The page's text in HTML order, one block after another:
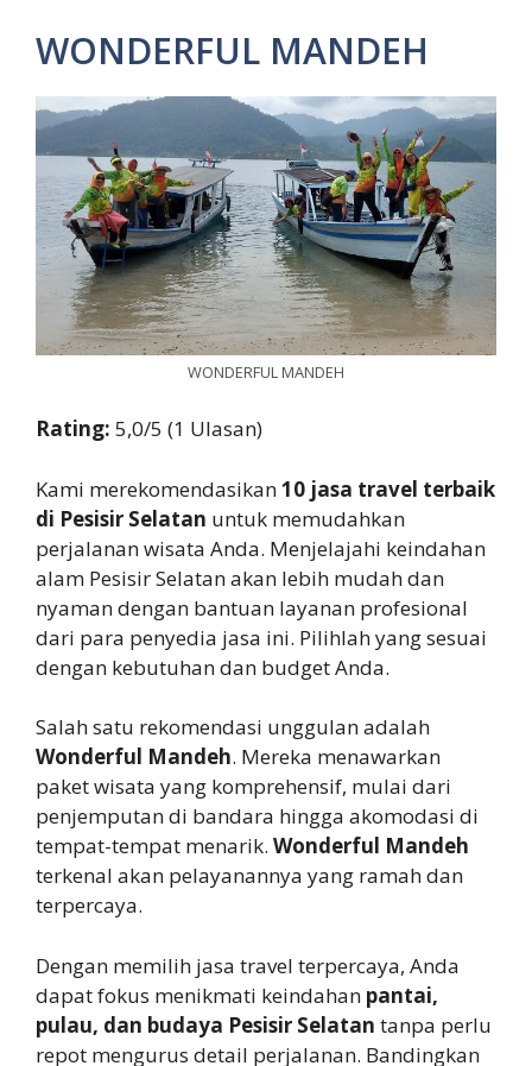
WONDERFUL MANDEH
WONDERFUL MANDEH
Rating: 5,0/5 (1 Ulasan)
Kami merekomendasikan10 jasa travel terbaik
di Pesisir Selatan untuk memudahkan
perjalanan wisata Anda. Menjelajahi keindahan
alam Pesisir Selatan akan lebih mudah dan
nyaman dengan bantuan layanan profesional
dari para penyedia jasa ini. Pilihlah yang sesuai
dengan kebutuhan dan budget Anda.
Salah satu rekomendasi unggulan adalah
Wonderful Mandeh. Mereka menawarkan
paket wisata yang komprehensif, mulai dari
penjemputan di bandara hingga akomodasi di
tempat-tempat menarik. Wonderful Mandeh
terkenal akan pelayanannya yang ramah dan
terpercaya.
Dengan memilih jasa travel terpercaya, Anda
dapat fokus menikmati keindahan pantai,
pulau, dan budaya Pesisir Selatan tanpa perlu
repot mengurus detail perjalanan. Bandingkan